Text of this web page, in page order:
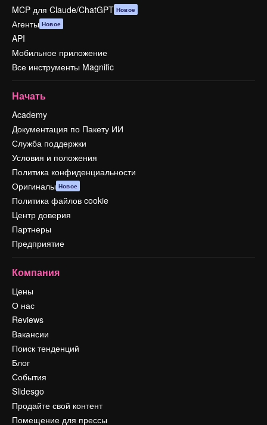
MCP для Claude/ChatGPT Новое
Агенты Новое
API
Мобильное приложение
Все инструменты Magnific
Начать
Academy
Документация по Пакету ИИ
Служба поддержки
Условия и положения
Политика конфиденциальности
Оригиналы Новое
Политика файлов cookie
Центр доверия
Партнеры
Предприятие
Компания
Цены
О нас
Reviews
Вакансии
Поиск тенденций
Блог
События
Slidesgo
Продайте свой контент
Помещение для прессы